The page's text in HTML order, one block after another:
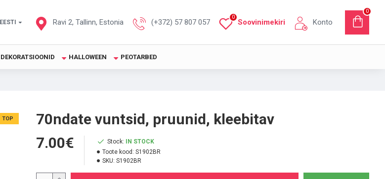
EESTI Ravi 2, Tallinn, Estonia (+372) 57 807 057 Soovinimekiri
0
Konto
0
DEKORATSIOONID HALLOWEEN PEOTARBED
TOP
70ndate vuntsid, pruunid, kleebitav
7.00€
Stock:
IN STOCK
Toote kood: S1902BR
SKU: S1902BR